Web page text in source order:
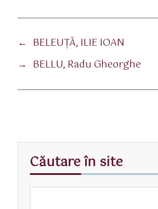
← BELEUŢĂ, ILIE IOAN
→ BELLU, Radu Gheorghe
Căutare în site